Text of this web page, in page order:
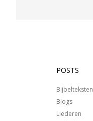
POSTS
Bijbelteksten
Blogs
Liederen